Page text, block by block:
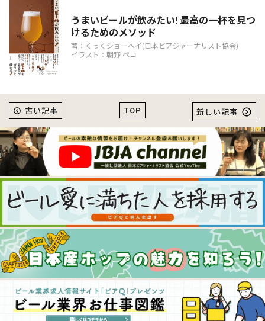
うまいビールが飲みたい! 最高の一杯を見つ
けるためのメソッド
著：くっくショーヘイ(日本ビアジャーナリスト協会)
イラスト：朝野 ペコ
TOP
古い記事 新しい記事